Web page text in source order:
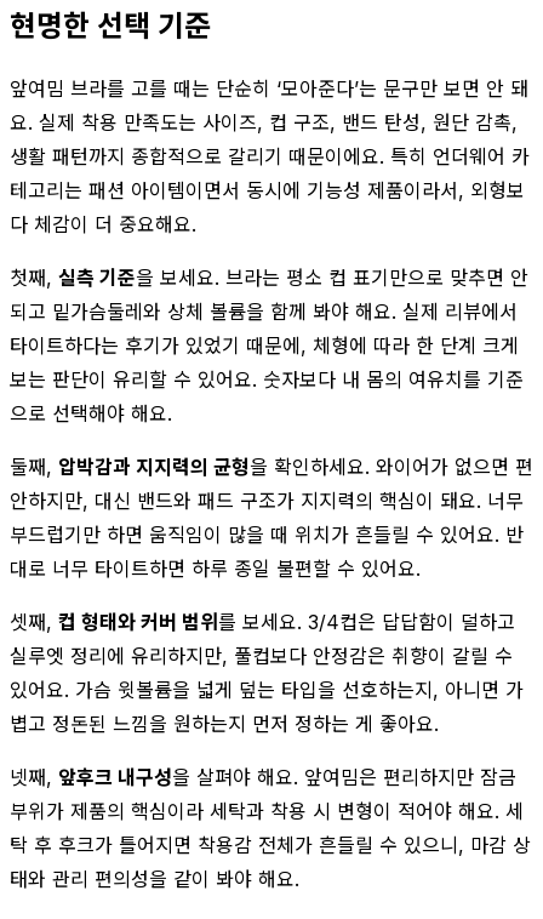
현명한 선택 기준
앞여밈 브라를 고를 때는 단순히 ‘모아준다’는 문구만 보면 안 돼
요. 실제 착용 만족도는 사이즈, 컵 구조, 밴드 탄성, 원단 감촉,
생활 패턴까지 종합적으로 갈리기 때문이에요. 특히 언더웨어 카
테고리는 패션 아이템이면서 동시에 기능성 제품이라서, 외형보
다 체감이 더 중요해요.
첫째, 실측 기준을 보세요. 브라는 평소 컵 표기만으로 맞추면 안
되고 밑가슴둘레와 상체 볼륨을 함께 봐야 해요. 실제 리뷰에서
타이트하다는 후기가 있었기 때문에, 체형에 따라 한 단계 크게
보는 판단이 유리할 수 있어요. 숫자보다 내 몸의 여유치를 기준
으로 선택해야 해요.
둘째, 압박감과 지지력의 균형을 확인하세요. 와이어가 없으면 편
안하지만, 대신 밴드와 패드 구조가 지지력의 핵심이 돼요. 너무
부드럽기만 하면 움직임이 많을 때 위치가 흔들릴 수 있어요. 반
대로 너무 타이트하면 하루 종일 불편할 수 있어요.
셋째, 컵 형태와 커버 범위를 보세요. 3/4컵은 답답함이 덜하고
실루엣 정리에 유리하지만, 풀컵보다 안정감은 취향이 갈릴 수
있어요. 가슴 윗볼륨을 넓게 덮는 타입을 선호하는지, 아니면 가
볍고 정돈된 느낌을 원하는지 먼저 정하는 게 좋아요.
넷째, 앞후크 내구성을 살펴야 해요. 앞여밈은 편리하지만 잠금
부위가 제품의 핵심이라 세탁과 착용 시 변형이 적어야 해요. 세
탁 후 후크가 틀어지면 착용감 전체가 흔들릴 수 있으니, 마감 상
태와 관리 편의성을 같이 봐야 해요.